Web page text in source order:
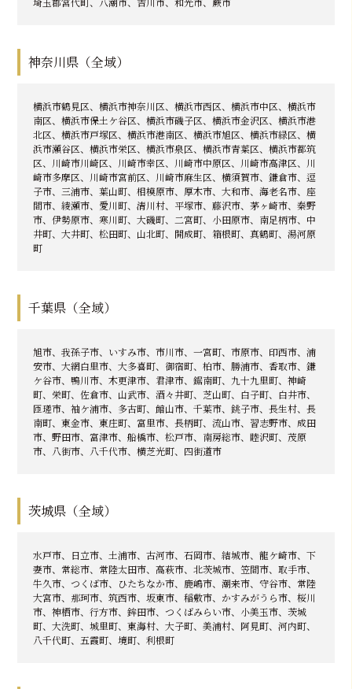
神奈川県（全域）
横浜市鶴見区、横浜市神奈川区、横浜市西区、横浜市中区、横浜市
南区、横浜市保土ケ谷区、横浜市磯子区、横浜市金沢区、横浜市港
北区、横浜市戸塚区、横浜市港南区、横浜市旭区、横浜市緑区、横
浜市瀬谷区、横浜市栄区、横浜市泉区、横浜市青葉区、横浜市都筑
区、川崎市川崎区、川崎市幸区、川崎市中原区、川崎市高津区、川
崎市多摩区、川崎市宮前区、川崎市麻生区、横須賀市、鎌倉市、逗
子市、三浦市、葉山町、相模原市、厚木市、大和市、海老名市、座
間市、綾瀬市、愛川町、清川村、平塚市、藤沢市、茅ヶ崎市、秦野
市、伊勢原市、寒川町、大磯町、二宮町、小田原市、南足柄市、中
井町、大井町、松田町、山北町、開成町、箱根町、真鶴町、湯河原
町
千葉県（全域）
旭市、我孫子市、いすみ市、市川市、一宮町、市原市、印西市、浦
安市、大網白里市、大多喜町、御宿町、柏市、勝浦市、香取市、鎌
ケ谷市、鴨川市、木更津市、君津市、鋸南町、九十九里町、神崎
町、栄町、佐倉市、山武市、酒々井町、芝山町、白子町、白井市、
匝瑳市、袖ケ浦市、多古町、館山市、千葉市、銚子市、長生村、長
南町、東金市、東庄町、富里市、長柄町、流山市、習志野市、成田
市、野田市、富津市、船橋市、松戸市、南房総市、睦沢町、茂原
市、八街市、八千代市、横芝光町、四街道市
茨城県（全域）
水戸市、日立市、土浦市、古河市、石岡市、結城市、龍ケ崎市、下
妻市、常総市、常陸太田市、高萩市、北茨城市、笠間市、取手市、
牛久市、つくば市、ひたちなか市、鹿嶋市、潮来市、守谷市、常陸
大宮市、那珂市、筑西市、坂東市、稲敷市、かすみがうら市、桜川
市、神栖市、行方市、鉾田市、つくばみらい市、小美玉市、茨城
町、大洗町、城里町、東海村、大子町、美浦村、阿見町、河内町、
八千代町、五霞町、境町、利根町